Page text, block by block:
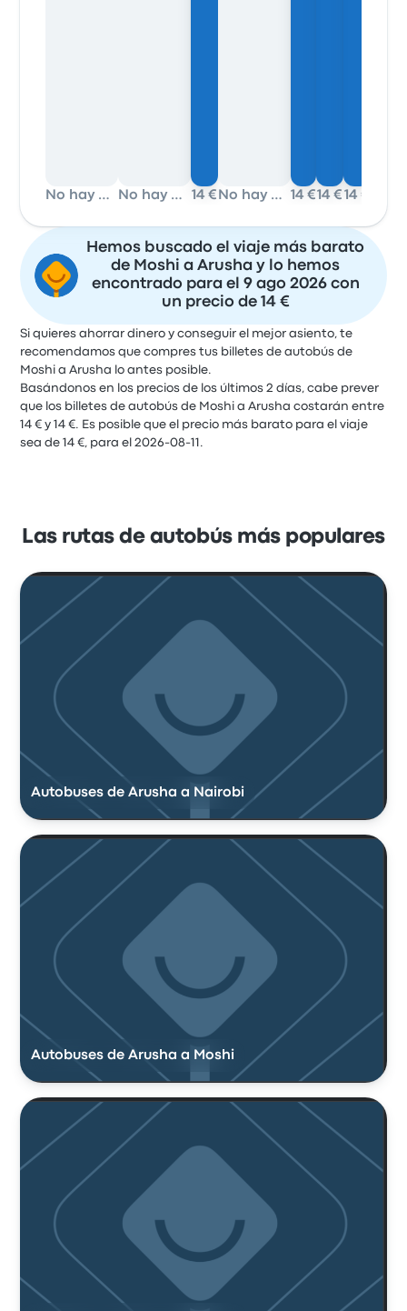
No hay datos No hay datos 14 € No hay datos 14 €14 € 14 €
Hemos buscado el viaje más barato
de Moshi a Arusha y lo hemos
encontrado para el 9 ago 2026 con
un precio de 14 €
Si quieres ahorrar dinero y conseguir el mejor asiento, te
recomendamos que compres tus billetes de autobús de
Moshi a Arusha lo antes posible.
Basándonos en los precios de los últimos 2 días, cabe prever
que los billetes de autobús de Moshi a Arusha costarán entre
14 € y 14 €. Es posible que el precio más barato para el viaje
sea de 14 €, para el 2026-08-11.
Las rutas de autobús más populares
Autobuses de Arusha a Nairobi
Autobuses de Arusha a Moshi